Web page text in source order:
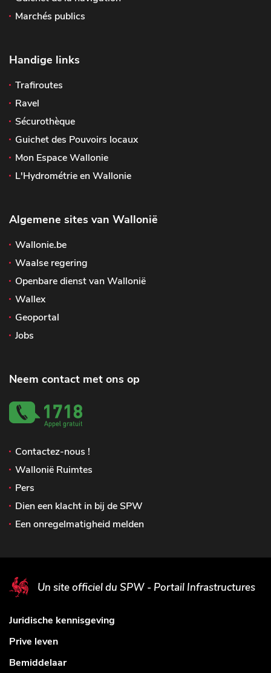
Marchés publics
Handige links
Trafiroutes
Ravel
Sécurothèque
Guichet des Pouvoirs locaux
Mon Espace Wallonie
L'Hydrométrie en Wallonie
Algemene sites van Wallonië
Wallonie.be
Waalse regering
Openbare dienst van Wallonië
Wallex
Geoportal
Jobs
Neem contact met ons op
Contactez-nous !
Wallonië Ruimtes
Pers
Dien een klacht in bij de SPW
Een onregelmatigheid melden
Un site officiel du SPW - Portail Infrastructures
Juridische kennisgeving
Prive leven
Bemiddelaar